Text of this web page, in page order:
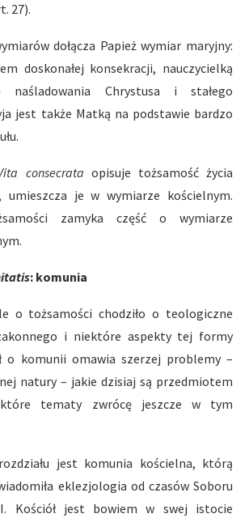
27).
dołącza Papież wymiar maryjny:
doskonałej konsekracji, nauczycielką
naśladowania Chrystusa i stałego
jest także Matką na podstawie bardzo
consecrata opisuje tożsamość życia
umieszcza je w wymiarze kościelnym.
zamyka część o wymiarze
: komunia
o tożsamości chodziło o teologiczne
i niektóre aspekty tej formy
o komunii omawia szerzej problemy –
natury – jakie dzisiaj są przedmiotem
tematy zwrócę jeszcze w tym
jest komunia kościelna, którą
eklezjologia od czasów Soboru
Kościół jest bowiem w swej istocie